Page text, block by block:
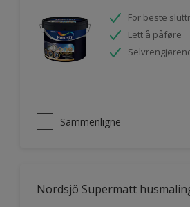
For beste
Lett å påføre
Sammenligne
Nordsjö Supermatt